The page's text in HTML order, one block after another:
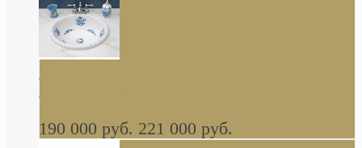
Decorated Bathroom раковина овальная
встраиваемая для ванной с рисунком синяя
роза В НАЛИЧИИ
190 000 руб. 221 000 руб.